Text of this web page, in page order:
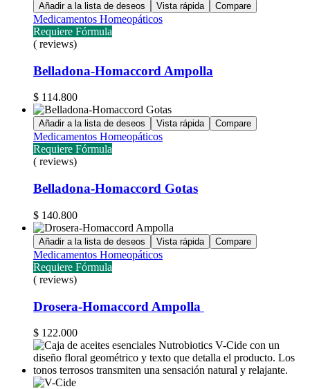
Añadir a la lista de deseos Vista rápida Compare
Medicamentos Homeopáticos
Requiere Fórmula
( reviews)
Belladona-Homaccord Ampolla
$ 114.800
Añadir a la lista de deseos Vista rápida Compare
Medicamentos Homeopáticos
Requiere Fórmula
( reviews)
Belladona-Homaccord Gotas
$ 140.800
Añadir a la lista de deseos Vista rápida Compare
Medicamentos Homeopáticos
Requiere Fórmula
( reviews)
Drosera-Homaccord Ampolla
$ 122.000